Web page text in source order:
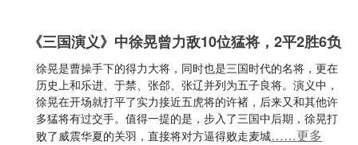
《三国演义》中徐晃曾力敌10位猛将，2平2胜6负
徐晃是曹操手下的得力大将，同时也是三国时代的名将，更在
历史上和乐进、于禁、张郃、张辽并列为五子良将。演义中，
徐晃在开场就打平了实力接近五虎将的许褚，后来又和其他许
多猛将有过交手。值得一提的是，步入了三国中后期，徐晃打
败了威震华夏的关羽，直接将对方逼得败走麦城……更多